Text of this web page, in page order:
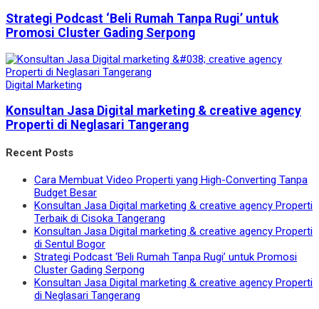
Strategi Podcast ‘Beli Rumah Tanpa Rugi’ untuk
Promosi Cluster Gading Serpong
Digital Marketing
Konsultan Jasa Digital marketing & creative agency
Properti di Neglasari Tangerang
Recent Posts
Cara Membuat Video Properti yang High-Converting Tanpa
Budget Besar
Konsultan Jasa Digital marketing & creative agency Properti
Terbaik di Cisoka Tangerang
Konsultan Jasa Digital marketing & creative agency Properti
di Sentul Bogor
Strategi Podcast ‘Beli Rumah Tanpa Rugi’ untuk Promosi
Cluster Gading Serpong
Konsultan Jasa Digital marketing & creative agency Properti
di Neglasari Tangerang